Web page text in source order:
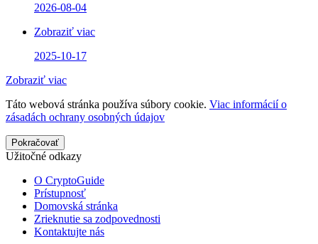
2026-08-04
Zobraziť viac
2025-10-17
Zobraziť viac
Táto webová stránka používa súbory cookie. Viac informácií o
zásadách ochrany osobných údajov
Pokračovať
Užitočné odkazy
O CryptoGuide
Prístupnosť
Domovská stránka
Zrieknutie sa zodpovednosti
Kontaktujte nás